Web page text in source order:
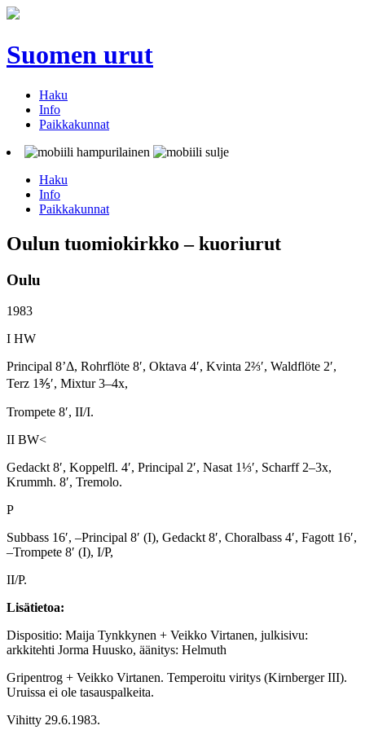
Suomen urut
Haku
Info
Paikkakunnat
Haku
Info
Paikkakunnat
Oulun tuomiokirkko – kuoriurut
Oulu
1983
I HW
Principal 8’Δ, Rohrflöte 8′, Oktava 4′, Kvinta 2⅔′, Waldflöte 2′,
Terz 1⅗′, Mixtur 3–4x,
Trompete 8′, II/I.
II BW<
Gedackt 8′, Koppelfl. 4′, Principal 2′, Nasat 1⅓′, Scharff 2–3x,
Krummh. 8′, Tremolo.
P
Subbass 16′, –Principal 8′ (I), Gedackt 8′, Choralbass 4′, Fagott 16′,
–Trompete 8′ (I), I/P,
II/P.
Lisätietoa:
Dispositio: Maija Tynkkynen + Veikko Virtanen, julkisivu:
arkkitehti Jorma Huusko, äänitys: Helmuth
Gripentrog + Veikko Virtanen. Temperoitu viritys (Kirnberger III).
Uruissa ei ole tasauspalkeita.
Vihitty 29.6.1983.